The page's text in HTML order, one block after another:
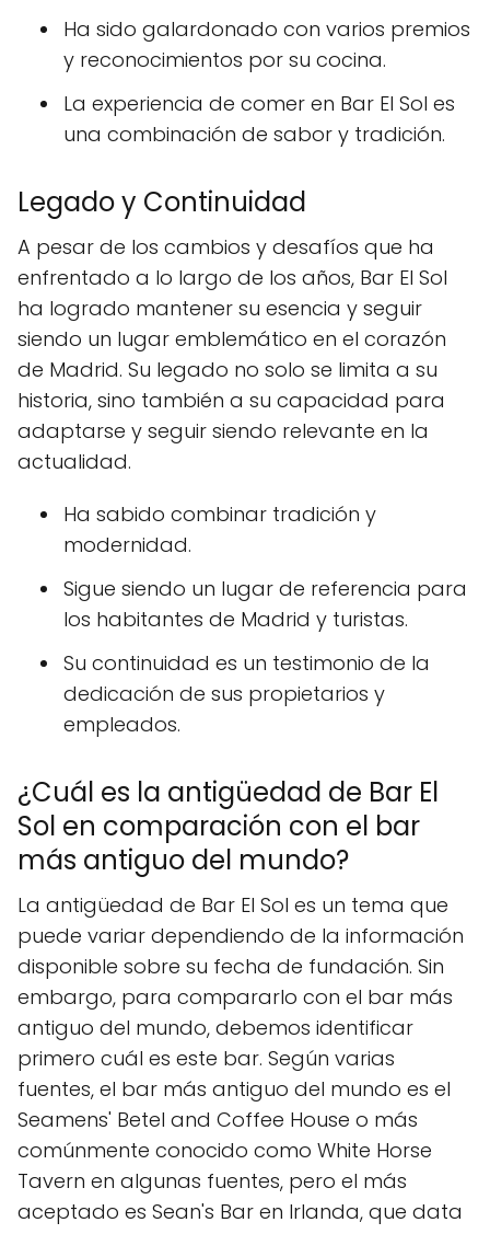
Ha sido galardonado con varios premios
y reconocimientos por su cocina.
La experiencia de comer en Bar El Sol es
una combinación de sabor y tradición.
Legado y Continuidad
A pesar de los cambios y desafíos que ha
enfrentado a lo largo de los años, Bar El Sol
ha logrado mantener su esencia y seguir
siendo un lugar emblemático en el corazón
de Madrid. Su legado no solo se limita a su
historia, sino también a su capacidad para
adaptarse y seguir siendo relevante en la
actualidad.
Ha sabido combinar tradición y
modernidad.
Sigue siendo un lugar de referencia para
los habitantes de Madrid y turistas.
Su continuidad es un testimonio de la
dedicación de sus propietarios y
empleados.
¿Cuál es la antigüedad de Bar El
Sol en comparación con el bar
más antiguo del mundo?
La antigüedad de Bar El Sol es un tema que
puede variar dependiendo de la información
disponible sobre su fecha de fundación. Sin
embargo, para compararlo con el bar más
antiguo del mundo, debemos identificar
primero cuál es este bar. Según varias
fuentes, el bar más antiguo del mundo es el
Seamens' Betel and Coffee House o más
comúnmente conocido como White Horse
Tavern en algunas fuentes, pero el más
aceptado es Sean's Bar en Irlanda, que data